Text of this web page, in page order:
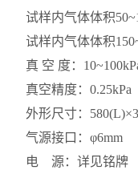
试样内气体体积
试样内气体体积
真 空 度：
真空精度：0.25kPa
外形尺寸：
气源接口：φ6mm
电 源：详见铭牌